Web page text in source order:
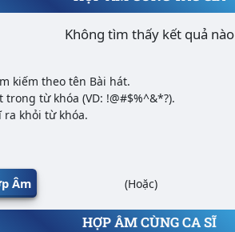
Không tìm thấy kết quả nào
kiếm theo tên Bài hát.
từ khóa (VD: !@#$%^&*?).
ra khỏi từ khóa.
Âm (Hoặc)
HỢP ÂM CÙNG CA SĨ